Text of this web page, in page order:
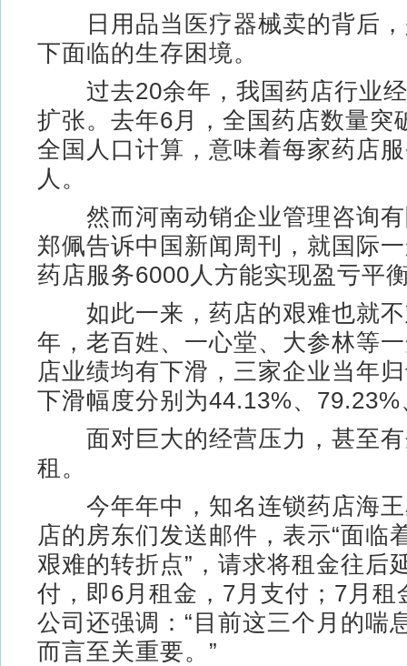
日用品当医疗器械卖的背后，
下面临的生存困境。
过去20余年，我国药店行业经
扩张。去年6月，全国药店数量突
全国人口计算，意味着每家药店
人。
然而河南动销企业管理咨询有
郑佩告诉中国新闻周刊，就国际
药店服务6000人方能实现盈亏平
如此一来，药店的艰难也就不
年，老百姓、一心堂、大参林等
店业绩均有下滑，三家企业当年
下滑幅度分别为44.13%、
面对巨大的经营压力，甚至有
租。
今年年中，知名连锁药店海王
店的房东们发送邮件，表示“面临
艰难的转折点”，请求将租金往后
付，即6月租金，7月支付；7月租
公司还强调：“目前这三个月的喘
而言至关重要。”